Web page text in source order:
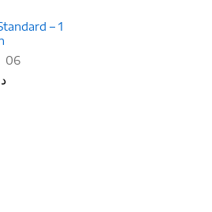
– 1
06